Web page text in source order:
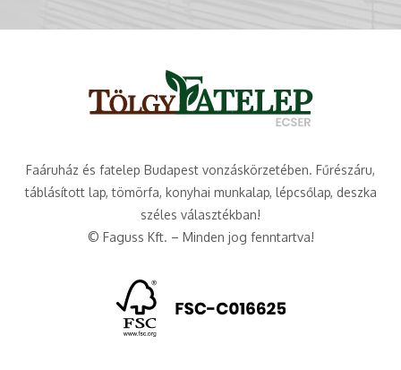
Faáruház és fatelep Budapest vonzáskörzetében. Fűrészáru,
táblásított lap, tömörfa, konyhai munkalap, lépcsőlap, deszka
széles választékban!
© Faguss Kft. – Minden jog fenntartva!